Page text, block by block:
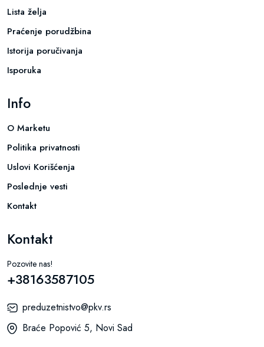
Lista želja
Praćenje porudžbina
Istorija poručivanja
Isporuka
Info
O Marketu
Politika privatnosti
Uslovi Korišćenja
Poslednje vesti
Kontakt
Kontakt
Pozovite nas!
+38163587105
preduzetnistvo@pkv.rs
Braće Popović 5, Novi Sad